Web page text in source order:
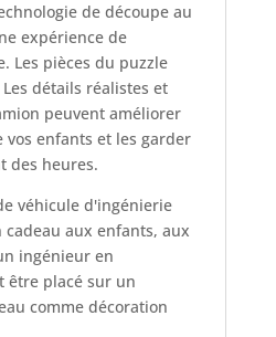
de découpe au
expérience de
Les pièces du puzzle
détails réalistes et
peuvent améliorer
vos enfants et les garder
des heures.
véhicule d'ingénierie
aux enfants, aux
ingénieur en
être placé sur un
comme décoration